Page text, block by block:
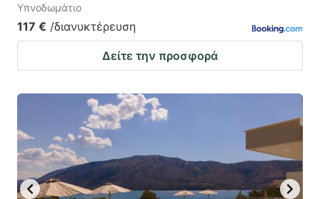
Υπνοδωμάτιο
117 € /διανυκτέρευση
Δείτε την προσφορά